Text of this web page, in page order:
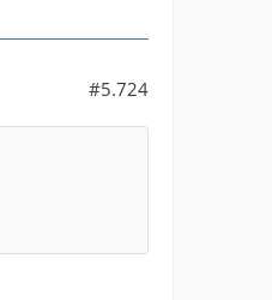
#5.724